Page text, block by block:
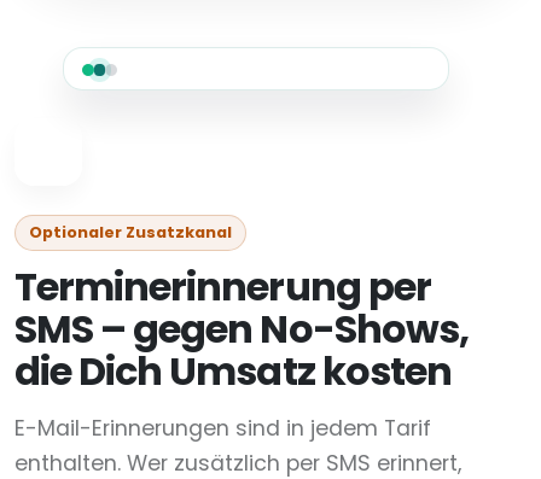
Optionaler Zusatzkanal
Terminerinnerung per
SMS – gegen No-Shows,
die Dich Umsatz kosten
E-Mail-Erinnerungen sind in jedem Tarif
enthalten. Wer zusätzlich per SMS erinnert,